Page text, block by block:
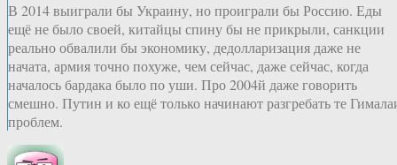
В 2014 выиграли бы Украину, но проиграли бы Россию. Еды
ещё не было своей, китайцы спину бы не прикрыли, санкции
реально обвалили бы экономику, дедолларизация даже не
начата, армия точно похуже, чем сейчас, даже сейчас, когда
началось бардака было по уши. Про 2004й даже говорить
смешно. Путин и ко ещё только начинают разгребать те
проблем.